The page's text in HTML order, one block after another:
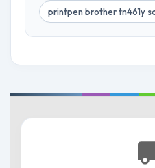
printpen brother tn461y